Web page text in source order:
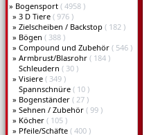
» Bogensport ( 4958 )
» 3 D Tiere ( 976 )
» Zielscheiben / Backstop ( 182 )
» Bögen ( 388 )
» Compound und Zubehör ( 546 )
» Armbrust/Blasrohr ( 184 )
Schleudern ( 30 )
» Visiere ( 349 )
Spannschnüre ( 10 )
» Bogenständer ( 27 )
» Sehnen / Zubehör ( 99 )
» Köcher ( 105 )
» Pfeile/Schäfte ( 400 )